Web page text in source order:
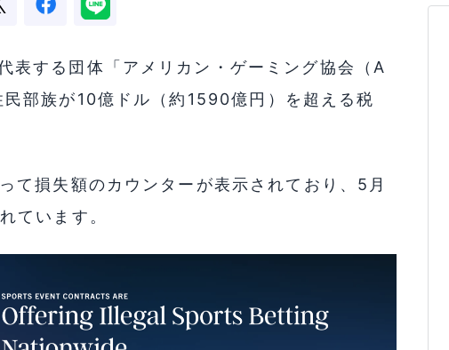
表する団体「アメリカン・ゲーミング協会（A
部族が10億ドル（約1590億円）を超える税
て損失額のカウンターが表示されており、5月
ています。